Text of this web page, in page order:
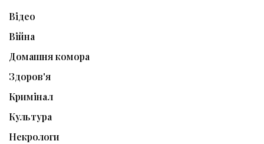
Відео
Війна
Домашня комора
Здоров'я
Кримінал
Культура
Некрологи